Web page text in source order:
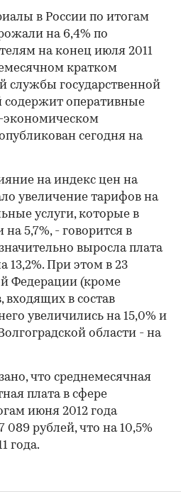
в России по итогам
на 6,4% по
на конец июля 2011
кратком
службы государственной
содержит оперативные
экономическом
сегодня на
на индекс цен на
увеличение тарифов на
услуги, которые в
5,7%, - говорится в
выросла плата
13,2%. При этом в 23
Федерации (кроме
входящих в состав
увеличились на 15,0% и
области - на
что среднемесячная
плата в сфере
июня 2012 года
089 рублей, что на 10,5%
года.